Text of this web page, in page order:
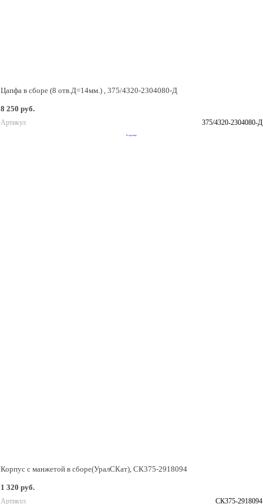
Цапфа в сборе (8 отв.Д=14мм.) , 375/4320-2304080-Д
8 250 руб.
Артикул 375/4320-2304080-Д
В корзину
Корпус с манжетой в сборе(УралСКат), СК375-2918094
1 320 руб.
Артикул СК375-2918094